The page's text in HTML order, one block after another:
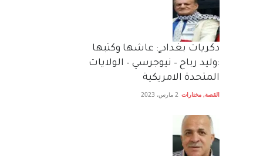
دكريات بغداد ٍ: عاشها وكتبها
:وليد رباح – نيوجرسي – الولايات
المتحدة الامريكية
القصة, مختارات 2 مارس، 2023